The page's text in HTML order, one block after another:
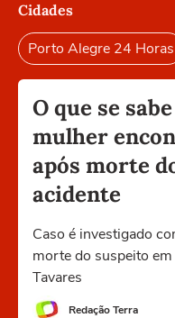
Cidades
Porto Alegre 24 Horas
O que se
mulher
após morte
acidente
Caso é investigado
morte do suspeito
Tavares
Redação Terra